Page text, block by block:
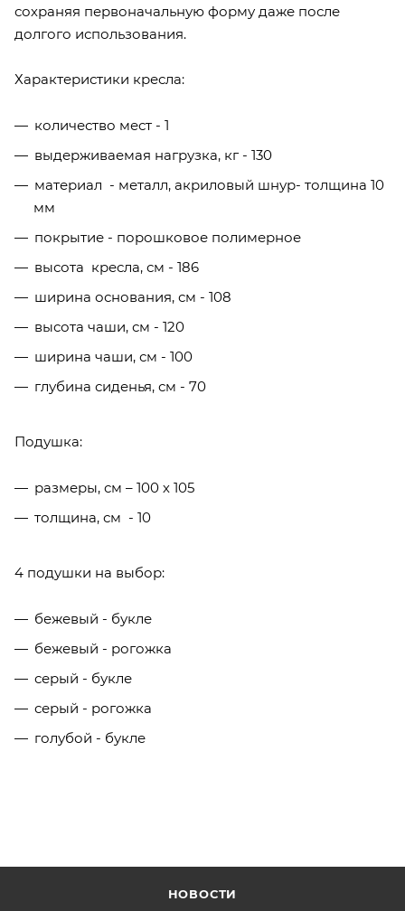
сохраняя первоначальную форму даже после
долгого использования.
Характеристики кресла:
количество мест - 1
выдерживаемая нагрузка, кг - 130
материал - металл, акриловый шнур- толщина 10
мм
покрытие - порошковое полимерное
высота кресла, см - 186
ширина основания, см - 108
высота чаши, см - 120
ширина чаши, см - 100
глубина сиденья, см - 70
Подушка:
размеры, см – 100 х 105
толщина, см - 10
4 подушки на выбор:
бежевый - букле
бежевый - рогожка
серый - букле
серый - рогожка
голубой - букле
НОВОСТИ